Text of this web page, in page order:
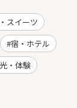
スイーツ
宿・ホテル
・体験